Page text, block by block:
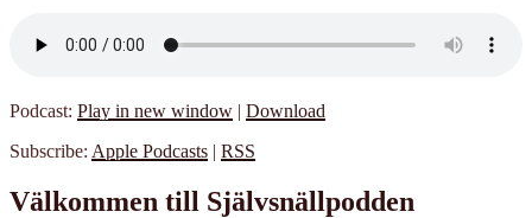
Podcast: Play in new window | Download
Subscribe: Apple Podcasts | RSS
Välkommen till Självsnällpodden